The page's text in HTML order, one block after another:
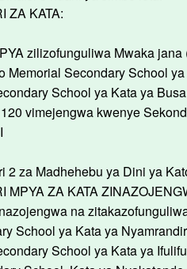
ZA KATA:
zilizofunguliwa Mwaka jana
Memorial Secondary School
School ya Kata ya
vimejengwa kwenye
2 za Madhehebu ya Dini ya
MPYA ZA KATA
na
School ya Kata ya
School ya Kata ya